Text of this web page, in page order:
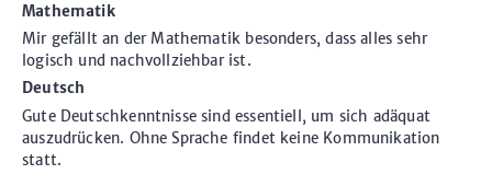
Mathematik
Mir gefällt an der Mathematik besonders, dass alles sehr
logisch und nachvollziehbar ist.
Deutsch
Gute Deutschkenntnisse sind essentiell, um sich adäquat
auszudrücken. Ohne Sprache findet keine Kommunikation
statt.